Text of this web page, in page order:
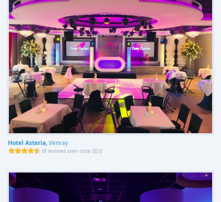
Hotel Asteria,Venray
(8 reviews over onze DJ's)